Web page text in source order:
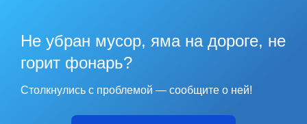
Не убран мусор, яма на дороге, не
горит фонарь?
Столкнулись с проблемой — сообщите о ней!